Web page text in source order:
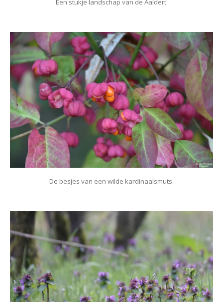
Een stukje landschap van de Aaldert.
De besjes van een wilde kardinaalsmuts.